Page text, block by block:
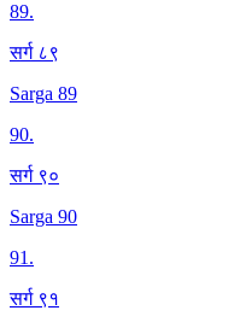
89.
सर्ग ८९
Sarga 89
90.
सर्ग ९०
Sarga 90
91.
सर्ग ९१